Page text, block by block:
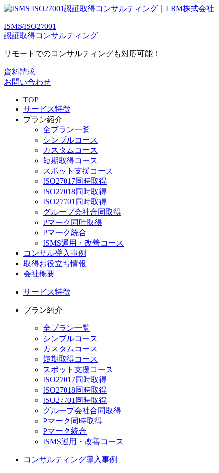
ISMS/ISO27001
認証取得コンサルティング
リモートでのコンサルティングも対応可能！
資料請求
お問い合わせ
TOP
サービス特徴
プラン紹介
全プラン一覧
シンプルコース
カスタムコース
短期取得コース
スポット支援コース
ISO27017同時取得
ISO27018同時取得
ISO27701同時取得
グループ会社合同取得
Pマーク同時取得
Pマーク統合
ISMS運用・改善コース
コンサル導入事例
取得お役立ち情報
会社概要
サービス特徴
プラン紹介
全プラン一覧
シンプルコース
カスタムコース
短期取得コース
スポット支援コース
ISO27017同時取得
ISO27018同時取得
ISO27701同時取得
グループ会社合同取得
Pマーク同時取得
Pマーク統合
ISMS運用・改善コース
コンサルティング導入事例